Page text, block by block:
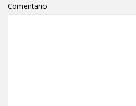
Comentario